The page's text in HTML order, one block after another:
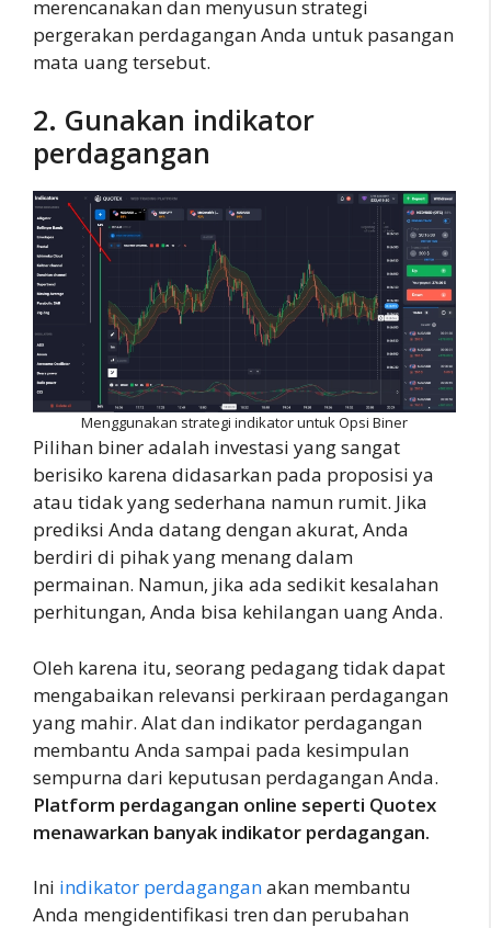
merencanakan dan menyusun strategi
pergerakan perdagangan Anda untuk pasangan
mata uang tersebut.
2. Gunakan indikator
perdagangan
Menggunakan strategi indikator untuk Opsi Biner
Pilihan biner adalah investasi yang sangat
berisiko karena didasarkan pada proposisi ya
atau tidak yang sederhana namun rumit. Jika
prediksi Anda datang dengan akurat, Anda
berdiri di pihak yang menang dalam
permainan. Namun, jika ada sedikit kesalahan
perhitungan, Anda bisa kehilangan uang Anda.
Oleh karena itu, seorang pedagang tidak dapat
mengabaikan relevansi perkiraan perdagangan
yang mahir. Alat dan indikator perdagangan
membantu Anda sampai pada kesimpulan
sempurna dari keputusan perdagangan Anda.
Platform perdagangan online seperti Quotex
menawarkan banyak indikator perdagangan.
Ini indikator perdaganganakan membantu
Anda mengidentifikasi tren dan perubahan